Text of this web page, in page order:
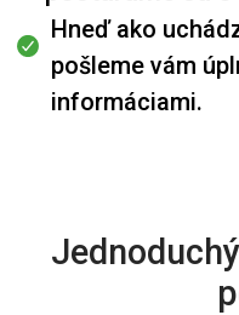
Hneď ako
pošleme vám
informáciami.